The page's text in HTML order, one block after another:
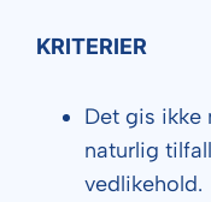
KRITERIER
Det gis ikke
naturlig
vedlikehold.